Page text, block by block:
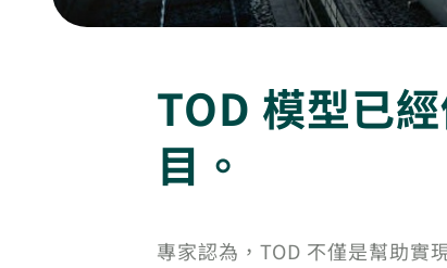
TOD 模型已
目。
專家認為，TOD 不僅是幫助實